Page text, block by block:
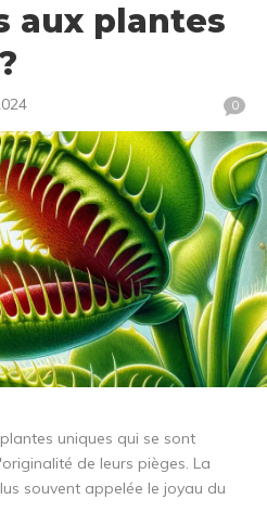
aux plantes
0
uniques qui se sont
de leurs pièges. La
souvent appelée le joyau du